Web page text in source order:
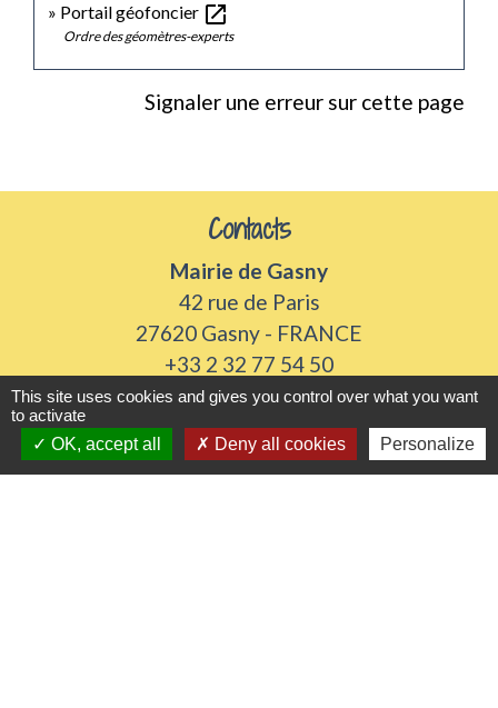
Portail géofoncier open_in_new
Ordre des géomètres-experts
Signaler une erreur sur cette page
Contacts
Mairie de Gasny
42 rue de Paris
27620 Gasny - FRANCE
+33 2 32 77 54 50
Contact par formulaire
Horaires d'ouverture
This site uses cookies and gives you control over what you want
to activate
OK, accept all
Deny all cookies Personalize